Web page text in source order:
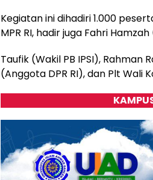
Kegiatan ini dihadiri 1.000
MPR RI, hadir juga Fahri
Taufik (Wakil PB IPSI),
(Anggota DPR RI), dan Plt Wali